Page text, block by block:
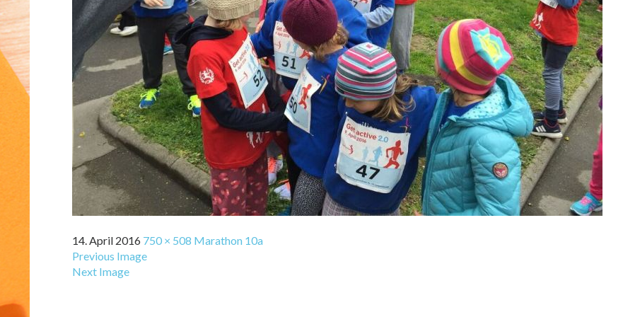
14. April 2016 750 × 508 Marathon 10a
Previous Image
Next Image